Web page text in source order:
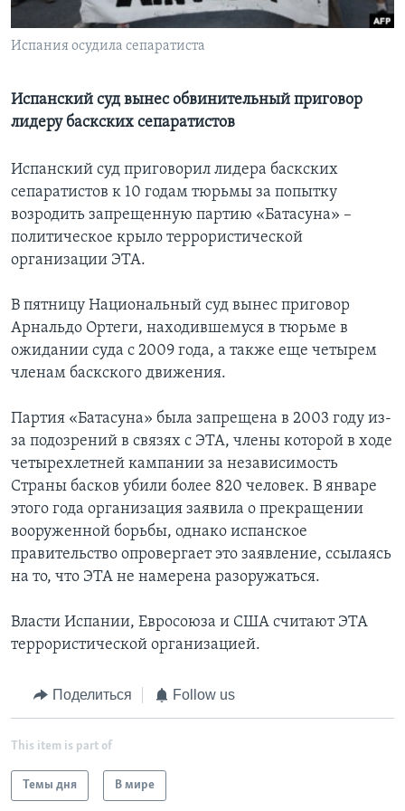
Learning English
Языки
Испания осудила сепаратиста
Испанский суд вынес обвинительный приговор
лидеру баскских сепаратистов
Испанский суд приговорил лидера баскских
сепаратистов к 10 годам тюрьмы за попытку
возродить запрещенную партию «Батасуна» –
политическое крыло террористической
организации ЭТА.
В пятницу Национальный суд вынес приговор
Арнальдо Ортеги, находившемуся в тюрьме в
ожидании суда с 2009 года, а также еще четырем
членам баскского движения.
Партия «Батасуна» была запрещена в 2003 году из-
за подозрений в связях с ЭТА, члены которой в ходе
четырехлетней кампании за независимость
Страны басков убили более 820 человек. В январе
этого года организация заявила о прекращении
вооруженной борьбы, однако испанское
правительство опровергает это заявление, ссылаясь
на то, что ЭТА не намерена разоружаться.
Власти Испании, Евросоюза и США считают ЭТА
террористической организацией.
Поделиться Follow us
This item is part of
Темы дня В мире